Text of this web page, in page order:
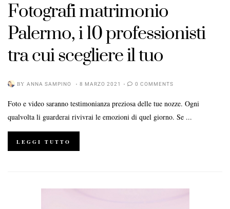
Fotografi matrimonio
Palermo, i 10 professionisti
tra cui scegliere il tuo
BY ANNA SAMPINO 8 MARZO 2021 0 COMMENTS
Foto e video saranno testimonianza preziosa delle tue nozze. Ogni
qualvolta li guarderai rivivrai le emozioni di quel giorno. Se ...
LEGGI TUTTO